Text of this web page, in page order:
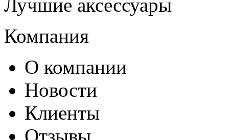
Лучшие аксессуары
Компания
О компании
Новости
Клиенты